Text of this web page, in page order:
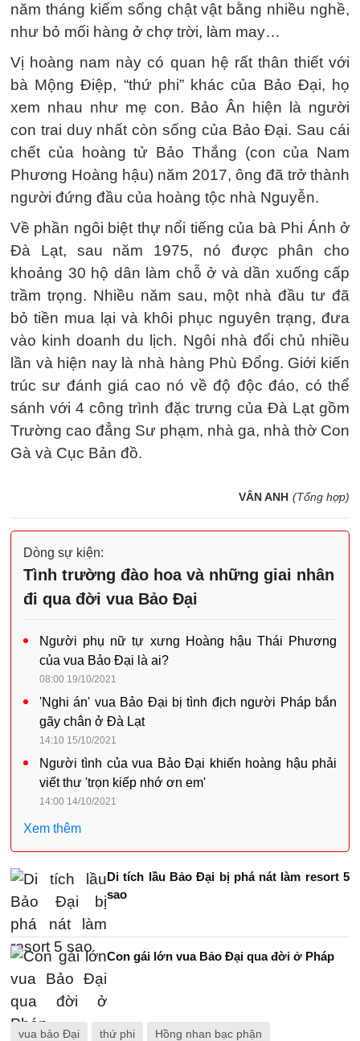
năm tháng kiếm sống chật vật bằng nhiều nghề,
như bỏ mối hàng ở chợ trời, làm may…
Vị hoàng nam này có quan hệ rất thân thiết với
bà Mộng Điệp, “thứ phi” khác của Bảo Đại, họ
xem nhau như mẹ con. Bảo Ân hiện là người
con trai duy nhất còn sống của Bảo Đại. Sau cái
chết của hoàng tử Bảo Thắng (con của Nam
Phương Hoàng hậu) năm 2017, ông đã trở thành
người đứng đầu của hoàng tộc nhà Nguyễn.
Về phần ngôi biệt thự nổi tiếng của bà Phi Ánh ở
Đà Lạt, sau năm 1975, nó được phân cho
khoảng 30 hộ dân làm chỗ ở và dần xuống cấp
trầm trọng. Nhiều năm sau, một nhà đầu tư đã
bỏ tiền mua lại và khôi phục nguyên trạng, đưa
vào kinh doanh du lịch. Ngôi nhà đổi chủ nhiều
lần và hiện nay là nhà hàng Phù Đổng. Giới kiến
trúc sư đánh giá cao nó về độ độc đáo, có thể
sánh với 4 công trình đặc trưng của Đà Lạt gồm
Trường cao đẳng Sư phạm, nhà ga, nhà thờ Con
Gà và Cục Bản đồ.
VÂN ANH (Tổng hợp)
Dòng sự kiện:
Tình trường đào hoa và những giai nhân
đi qua đời vua Bảo Đại
Người phụ nữ tự xưng Hoàng hậu Thái Phương
của vua Bảo Đại là ai?
08:00 19/10/2021
'Nghi án' vua Bảo Đại bị tình địch người Pháp bắn
gãy chân ở Đà Lạt
14:10 15/10/2021
Người tình của vua Bảo Đại khiến hoàng hậu phải
viết thư 'trọn kiếp nhớ ơn em'
14:00 14/10/2021
Xem thêm
Di tích lầu Bảo Đại bị phá nát làm resort 5
sao
Con gái lớn vua Bảo Đại qua đời ở Pháp
vua bảo Đại thứ phi Hồng nhan bạc phận